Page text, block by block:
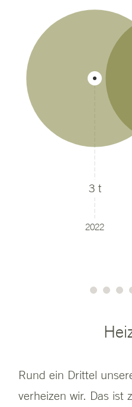
3 t
2022
110,451
kWh
Rund ein Drittel
verheizen wir. Das ist